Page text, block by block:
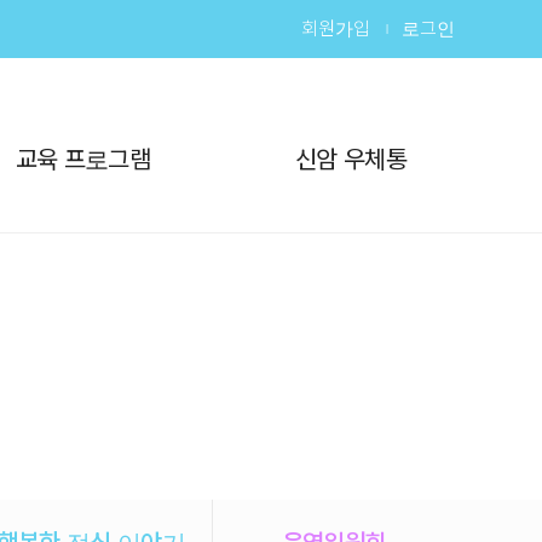
회원가입 로그인
교육 프로그램 신암 우체통